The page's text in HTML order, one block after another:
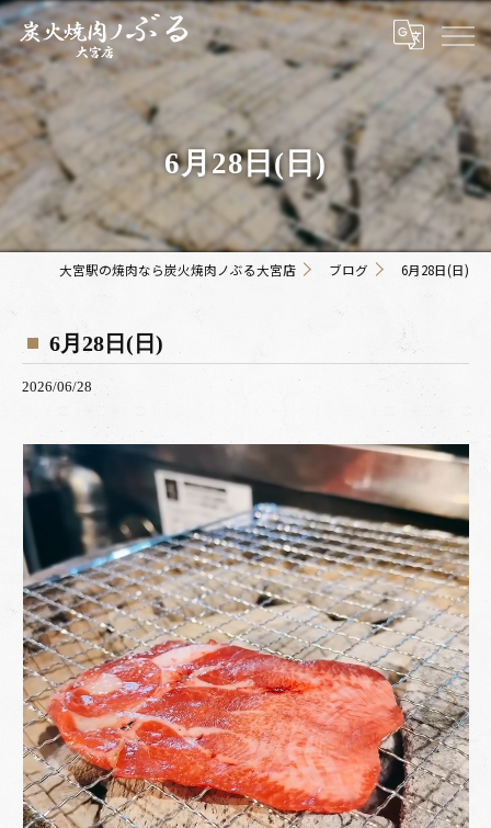
6月28日(日)
大宮駅の焼肉なら炭火焼肉ノぶる大宮店 ブログ 6月28日(日)
6月28日(日)
2026/06/28